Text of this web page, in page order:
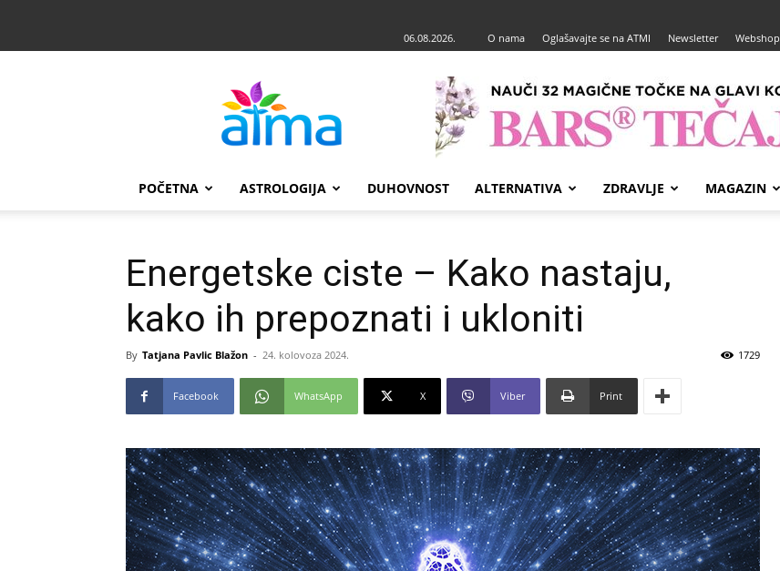
06.08.2026. O nama Oglašavajte se na ATMI Newsletter Webshop
POČETNA ASTROLOGIJA DUHOVNOST ALTERNATIVA ZDRAVLJE MAGAZIN
Energetske ciste – Kako nastaju,
kako ih prepoznati i ukloniti
By Tatjana Pavlic Blažon - 24. kolovoza 2024. 1729
Facebook WhatsApp X Viber Print